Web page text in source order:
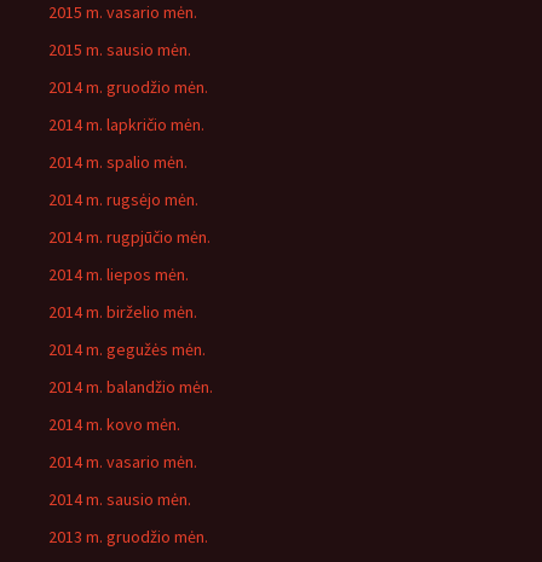
2015 m. vasario mėn.
2015 m. sausio mėn.
2014 m. gruodžio mėn.
2014 m. lapkričio mėn.
2014 m. spalio mėn.
2014 m. rugsėjo mėn.
2014 m. rugpjūčio mėn.
2014 m. liepos mėn.
2014 m. birželio mėn.
2014 m. gegužės mėn.
2014 m. balandžio mėn.
2014 m. kovo mėn.
2014 m. vasario mėn.
2014 m. sausio mėn.
2013 m. gruodžio mėn.